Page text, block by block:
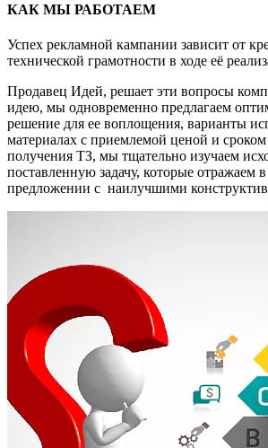
КАК МЫ РАБОТАЕМ
Успех рекламной кампании зависит от
технической грамотности в ходе её
Продавец Идей, решает эти вопросы
идею, мы одновременно предлагаем
решение для ее воплощения, варианты
материалах с приемлемой ценой и
получения ТЗ, мы тщательно изучаем
поставленную задачу, которые отражаем
предложении с наилучшими